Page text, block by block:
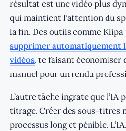
résultat est une vidéo plus
qui maintient l’attention du
la fin. Des outils comme
supprimer automatiquement
vidéos, te faisant économiser
manuel pour un rendu
L’autre tâche ingrate que l’IA
titrage. Créer des sous-titres
processus long et pénible.